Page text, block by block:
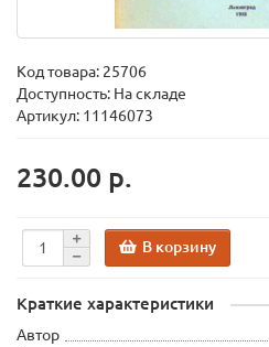
Код товара: 25706
Доступность: На складе
Артикул: 11146073
230.00 р.
В корзину
Краткие характеристики
Автор